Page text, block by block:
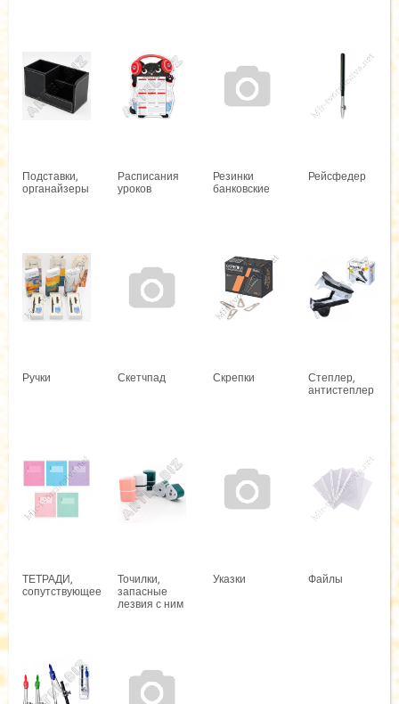
Подставки,
органайзеры
Расписания
уроков
Резинки
банковские
Рейсфедер
Ручки Скетчпад Скрепки
Степлер,
антистеплер
ТЕТРАДИ,
сопутствующее
Точилки,
запасные
лезвия с ним
Указки Файлы